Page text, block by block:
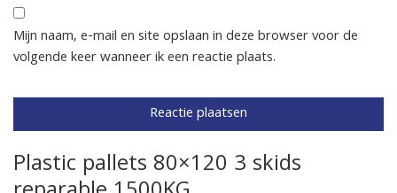
Mijn naam, e-mail en site opslaan in deze browser voor de
volgende keer wanneer ik een reactie plaats.
Plastic pallets 80×120 3 skids